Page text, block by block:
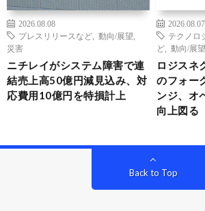
2026.08.08
プレスリリースなど
動向/展望
災害
ニチレイがシステム障害で連
結売上高50億円減見込み、対
応費用10億円を特損計上
2026.08.07
テクノロ
ど
動向/展望
ロジスネ
のフォー
ンジ、オ
向上図る
Back to Top